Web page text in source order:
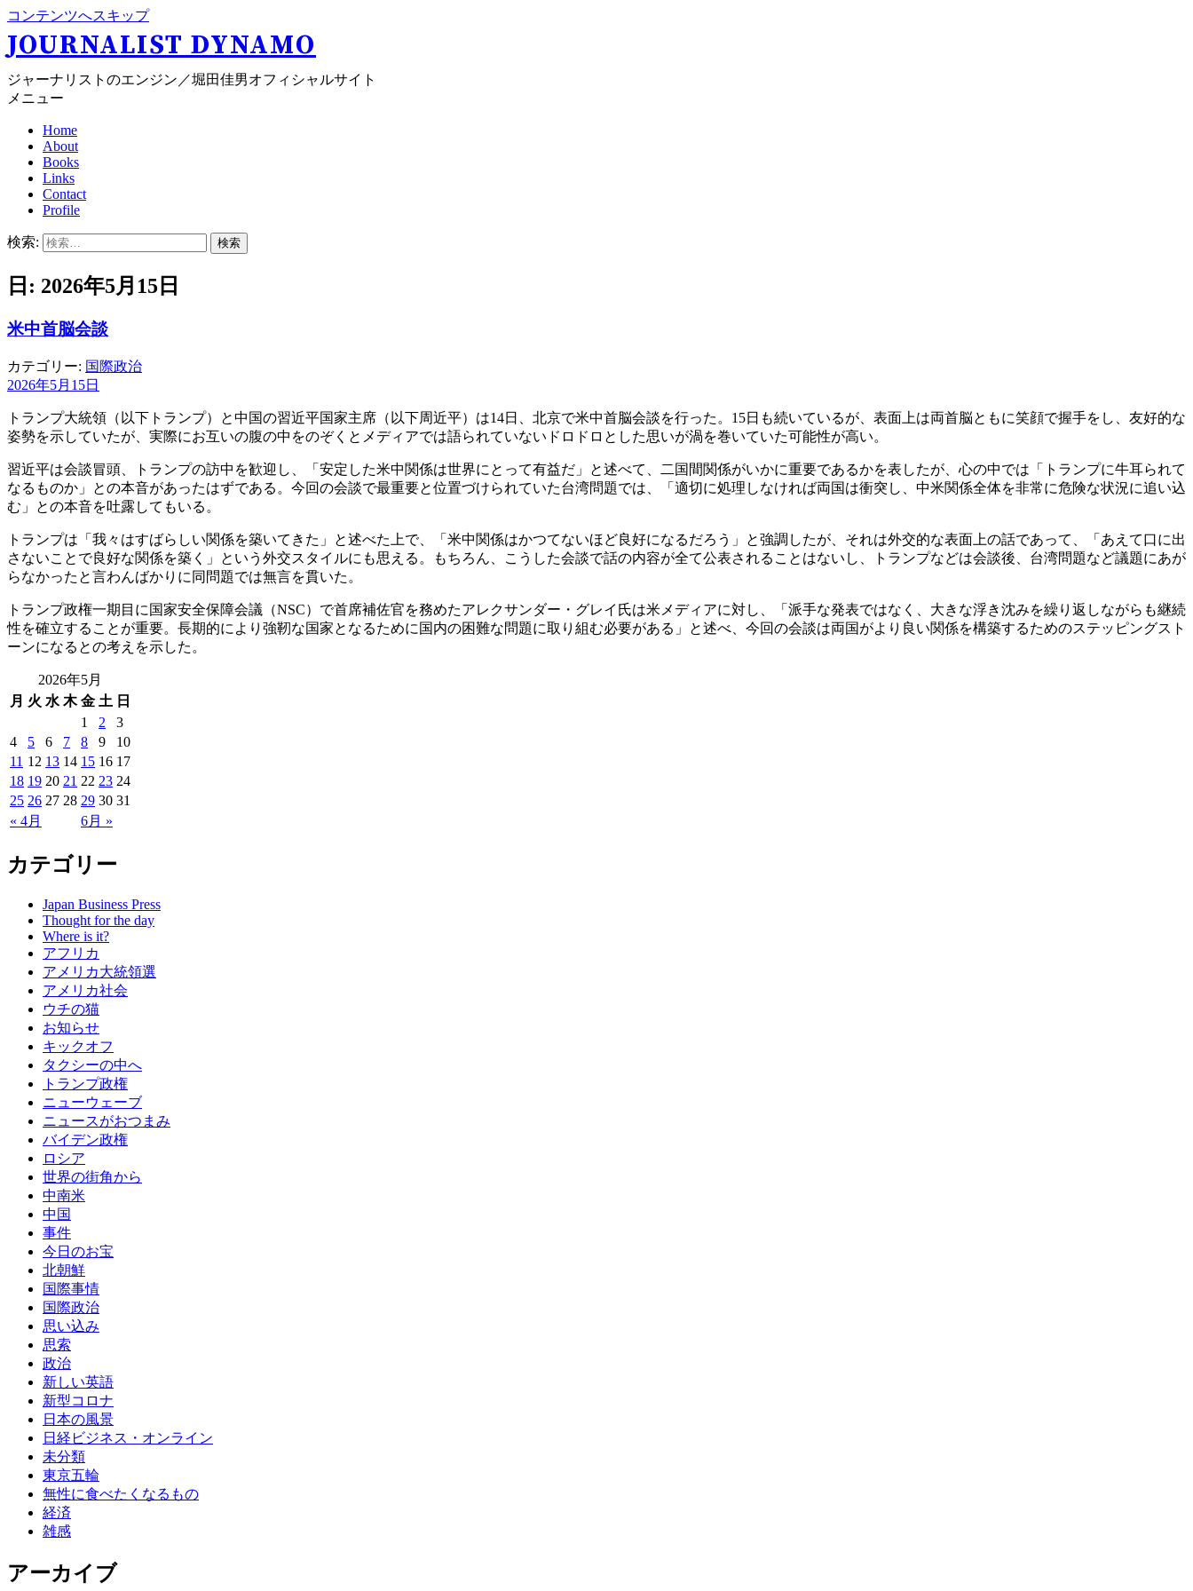
コンテンツへスキップ
JOURNALIST DYNAMO
ジャーナリストのエンジン／堀田佳男オフィシャルサイト
メニュー
Home
About
Books
Links
Contact
Profile
検索:
日: 2026年5月15日
米中首脳会談
カテゴリー: 国際政治
2026年5月15日
トランプ大統領（以下トランプ）と中国の習近平国家主席（以下周近平）は14日、北京で米中首脳会談を行った。15日も続いているが、表面上は両首脳ともに笑顔で握手をし、友好的な
姿勢を示していたが、実際にお互いの腹の中をのぞくとメディアでは語られていないドロドロとした思いが渦を巻いていた可能性が高い。
習近平は会談冒頭、トランプの訪中を歓迎し、「安定した米中関係は世界にとって有益だ」と述べて、二国間関係がいかに重要であるかを表したが、心の中では「トランプに牛耳られて
なるものか」との本音があったはずである。今回の会談で最重要と位置づけられていた台湾問題では、「適切に処理しなければ両国は衝突し、中米関係全体を非常に危険な状況に追い込
む」との本音を吐露してもいる。
トランプは「我々はすばらしい関係を築いてきた」と述べた上で、「米中関係はかつてないほど良好になるだろう」と強調したが、それは外交的な表面上の話であって、「あえて口に出
さないことで良好な関係を築く」という外交スタイルにも思える。もちろん、こうした会談で話の内容が全て公表されることはないし、トランプなどは会談後、台湾問題など議題にあが
らなかったと言わんばかりに同問題では無言を貫いた。
トランプ政権一期目に国家安全保障会議（NSC）で首席補佐官を務めたアレクサンダー・グレイ氏は米メディアに対し、「派手な発表ではなく、大きな浮き沈みを繰り返しながらも継続
性を確立することが重要。長期的により強靭な国家となるために国内の困難な問題に取り組む必要がある」と述べ、今回の会談は両国がより良い関係を構築するためのステッピングスト
ーンになるとの考えを示した。
2026年5月
月 火 水 木 金 土 日
« 4月 6月 »
1 2
3
4
5 6 7 8 9
10
11 12 13 14 15 16 17
18 19 20 21 22 23 24
25 26 27 28 29 30 31
カテゴリー
Japan Business Press
Thought for the day
Where is it?
アフリカ
アメリカ大統領選
アメリカ社会
ウチの猫
お知らせ
キックオフ
タクシーの中へ
トランプ政権
ニューウェーブ
ニュースがおつまみ
バイデン政権
ロシア
世界の街角から
中南米
中国
事件
今日のお宝
北朝鮮
国際事情
国際政治
思い込み
思索
政治
新しい英語
新型コロナ
日本の風景
日経ビジネス・オンライン
未分類
東京五輪
無性に食べたくなるもの
経済
雑感
アーカイブ